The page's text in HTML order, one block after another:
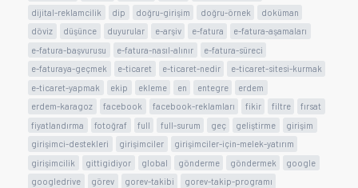
dijital-reklamcilik
dip doğru-girişim doğru-örnek
doküman
döviz
düşünce duyurular e-arşiv e-fatura
e-fatura-aşamaları
e-fatura-başvurusu
e-fatura-nasıl-alınır
e-fatura-süreci
e-faturaya-geçmek
e-ticaret e-ticaret-nedir
e-ticaret-sitesi-kurmak
e-ticaret-yapmak
ekip ekleme en entegre
erdem
erdem-karagoz
facebook facebook-reklamları fikir filtre
fırsat
fiyatlandırma
fotoğraf full full-surum geç geliştirme
girişim
girişimci-destekleri
girişimciler
girişimciler-için-melek-yatırım
girişimcilik
gittigidiyor global gönderme göndermek
google
googledrive
görev gorev-takibi
gorev-takip-programı